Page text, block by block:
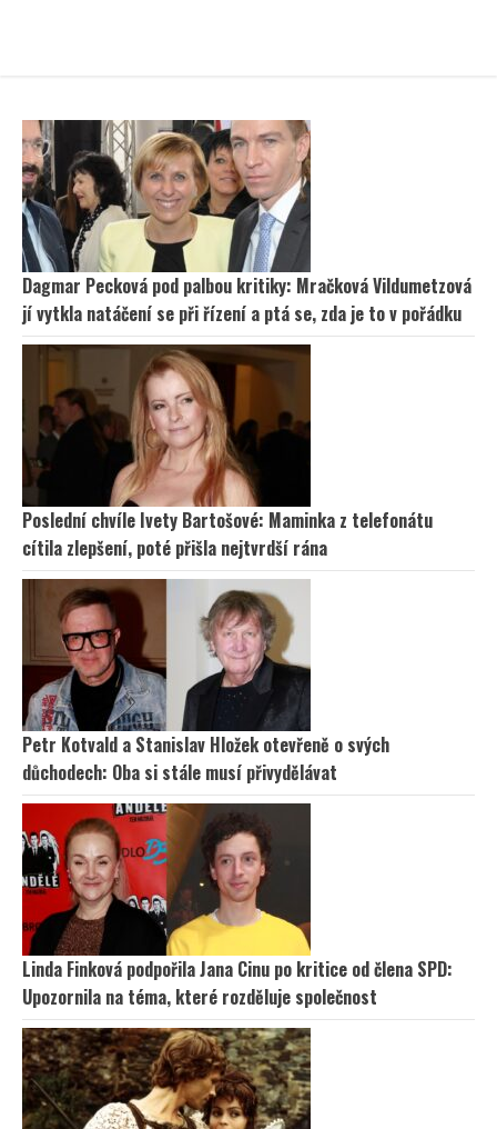
Dagmar Pecková pod palbou kritiky: Mračková Vildumetzová
jí vytkla natáčení se při řízení a ptá se, zda je to v pořádku
Poslední chvíle Ivety Bartošové: Maminka z telefonátu
cítila zlepšení, poté přišla nejtvrdší rána
Petr Kotvald a Stanislav Hložek otevřeně o svých
důchodech: Oba si stále musí přivydělávat
Linda Finková podpořila Jana Cinu po kritice od člena SPD:
Upozornila na téma, které rozděluje společnost